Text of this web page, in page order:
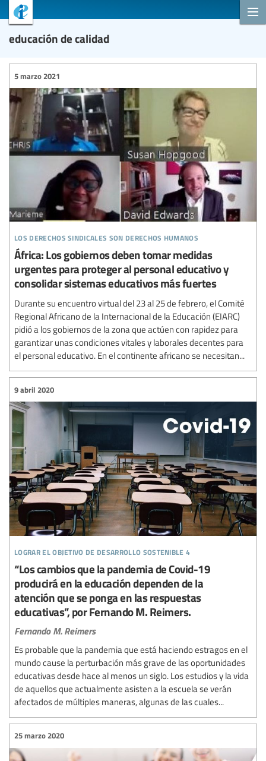
educación de calidad
los derechos sindicales son derechos humanos
5 marzo 2021
África: Los gobiernos deben tomar medidas
urgentes para proteger al personal educativo y
consolidar sistemas educativos más fuertes
Durante su encuentro virtual del 23 al 25 de febrero, el Comité
Regional Africano de la Internacional de la Educación (EIARC)
pidió a los gobiernos de la zona que actúen con rapidez para
garantizar unas condiciones vitales y laborales decentes para
el personal educativo. En el continente africano se necesitan...
lograr el objetivo de desarrollo sostenible 4
9 abril 2020
“Los cambios que la pandemia de Covid-19
producirá en la educación dependen de la
atención que se ponga en las respuestas
educativas”, por Fernando M. Reimers.
Fernando M. Reimers
Es probable que la pandemia que está haciendo estragos en el
mundo cause la perturbación más grave de las oportunidades
educativas desde hace al menos un siglo. Los estudios y la vida
de aquellos que actualmente asisten a la escuela se verán
afectados de múltiples maneras, algunas de las cuales...
25 marzo 2020